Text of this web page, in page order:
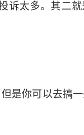
诉太多。其二就
是你可以去搞